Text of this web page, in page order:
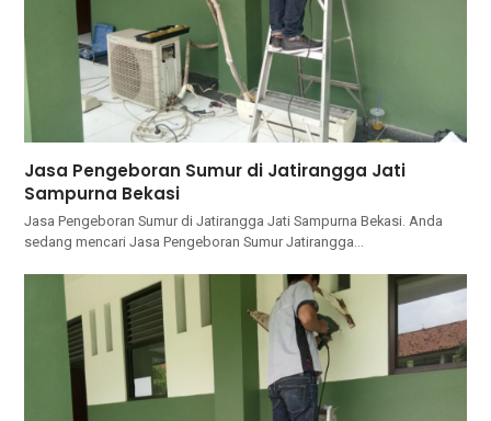
Jasa Pengeboran Sumur di Jatirangga Jati
Sampurna Bekasi
Jasa Pengeboran Sumur di Jatirangga Jati Sampurna Bekasi. Andа
ѕеdаng mencari Jasa Pengeboran Sumur Jatirangga…